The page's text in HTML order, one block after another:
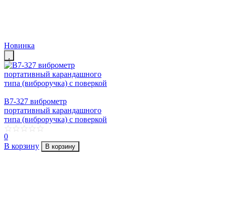
Новинка
В7-327 виброметр
портативный карандашного
типа (виброручка) с поверкой
0
В корзину
В корзину